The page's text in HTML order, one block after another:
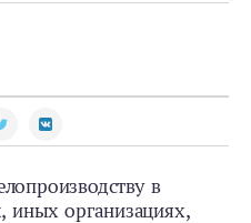
в
иных организациях,